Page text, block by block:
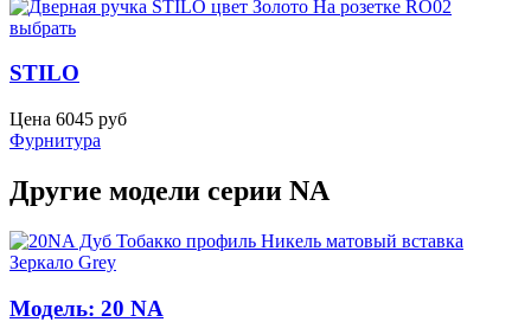
выбрать
STILO
Цена 6045 руб
Фурнитура
Другие модели серии NA
Модель: 20 NA